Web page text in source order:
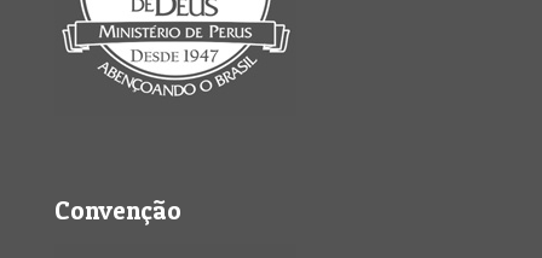
Convenção